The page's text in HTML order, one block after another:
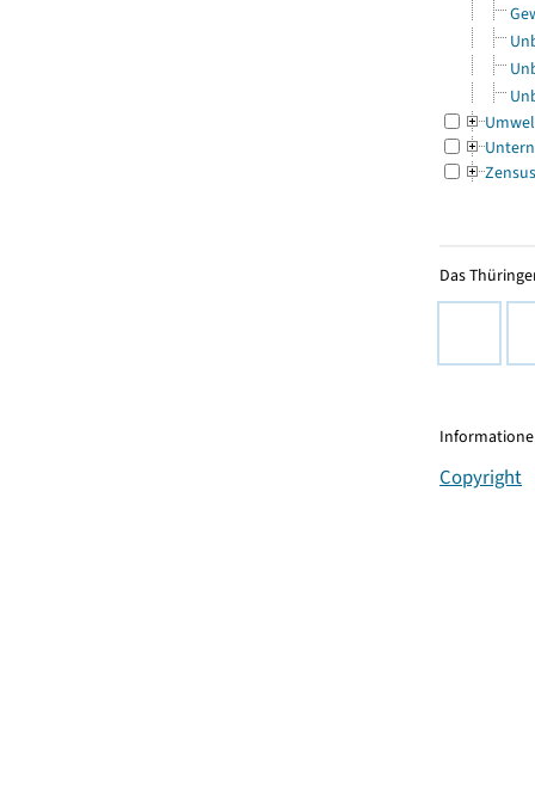
Zensus
Das
Copyright